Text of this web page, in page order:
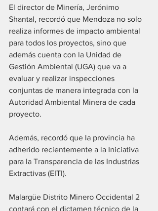
El director de Minería, Jerónimo
Shantal, recordó que Mendoza no solo
realiza informes de impacto ambiental
para todos los proyectos, sino que
además cuenta con la Unidad de
Gestión Ambiental (UGA) que va a
evaluar y realizar inspecciones
conjuntas de manera integrada con la
Autoridad Ambiental Minera de cada
proyecto.
Además, recordó que la provincia ha
adherido recientemente a la Iniciativa
para la Transparencia de las Industrias
Extractivas (EITI).
Malargüe Distrito Minero Occidental 2
contará con el dictamen técnico de la